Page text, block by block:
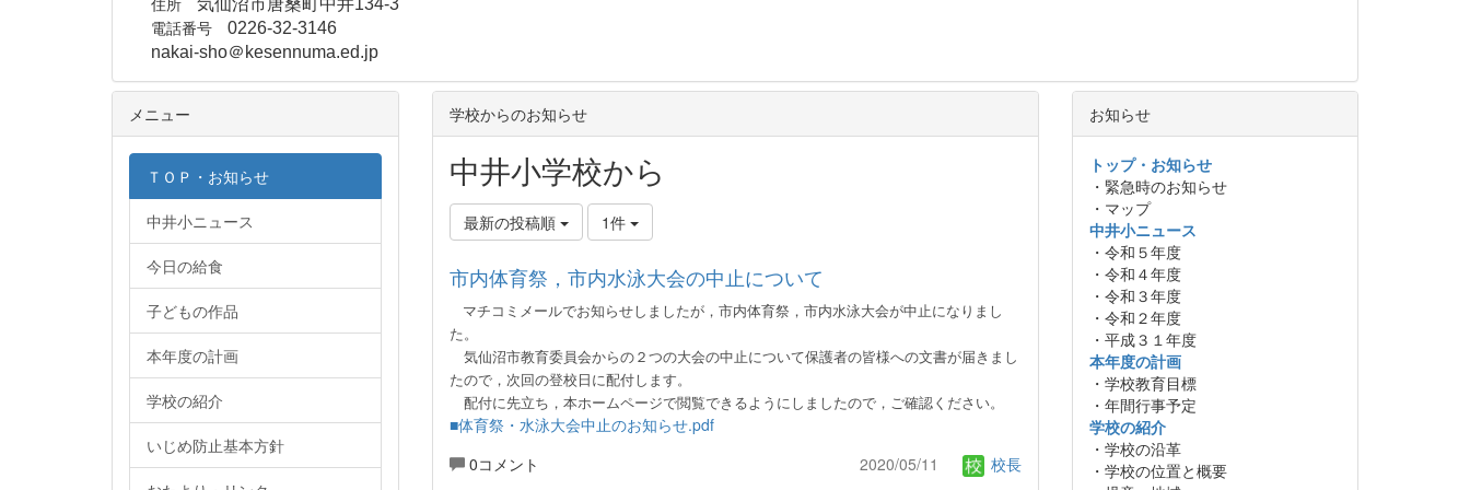
気仙沼市唐桑町中井134-3
電話番号 0226-32-3146
nakai-sho＠kesennuma.ed.jp
学校からのお知らせ
中井小学校から
最新の投稿順 1件
市内体育祭，市内水泳大会の中止について
マチコミメールでお知らせしましたが，市内体育祭，市内水泳大会が中止になりまし
た。
気仙沼市教育委員会からの２つの大会の中止について保護者の皆様への文書が届きまし
たので，次回の登校日に配付します。
配付に先立ち，本ホームページで閲覧できるようにしましたので，ご確認ください。
■体育祭・水泳大会中止のお知らせ.pdf
0コメント
2020/05/11 校長
メニュー
ＴＯＰ・お知らせ
中井小ニュース
今日の給食
子どもの作品
本年度の計画
学校の紹介
いじめ防止基本方針
お知らせ
トップ・お知らせ
・緊急時のお知らせ
・マップ
中井小ニュース
・令和５年度
・令和４年度
・令和３年度
・令和２年度
・平成３１年度
本年度の計画
・学校教育目標
・年間行事予定
学校の紹介
・学校の沿革
・学校の位置と概要